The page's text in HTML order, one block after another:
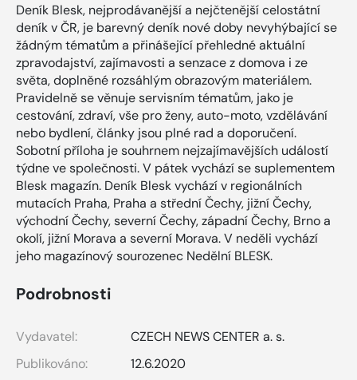
Deník Blesk, nejprodávanější a nejčtenější celostátní
deník v ČR, je barevný deník nové doby nevyhýbající se
žádným tématům a přinášející přehledné aktuální
zpravodajství, zajímavosti a senzace z domova i ze
světa, doplněné rozsáhlým obrazovým materiálem.
Pravidelně se věnuje servisním tématům, jako je
cestování, zdraví, vše pro ženy, auto-moto, vzdělávání
nebo bydlení, články jsou plné rad a doporučení.
Sobotní příloha je souhrnem nejzajímavějších událostí
týdne ve společnosti. V pátek vychází se suplementem
Blesk magazín. Deník Blesk vychází v regionálních
mutacích Praha, Praha a střední Čechy, jižní Čechy,
východní Čechy, severní Čechy, západní Čechy, Brno a
okolí, jižní Morava a severní Morava. V neděli vychází
jeho magazínový sourozenec Nedělní BLESK.
Podrobnosti
Vydavatel:
CZECH NEWS CENTER a. s.
Publikováno:
12.6.2020